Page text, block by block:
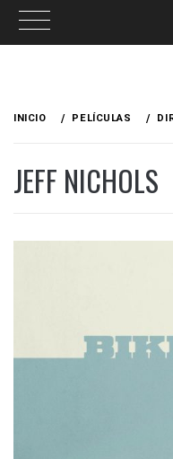
INICIO PELÍCULAS
JEFF NICHOLS